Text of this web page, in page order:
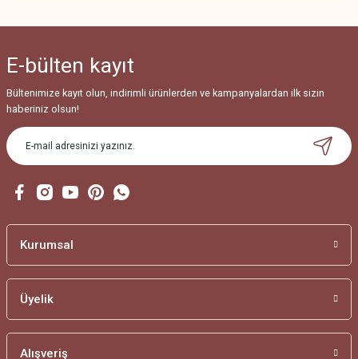
Ürün fiyatı diğer sitelerden daha pahalı.
Bu ürüne benzer farklı alternatifler olmalı.
E-bülten kayıt
Bültenimize kayıt olun, indirimli ürünlerden ve kampanyalardan ilk sizin
haberiniz olsun!
Kurumsal
Üyelik
Alışveriş